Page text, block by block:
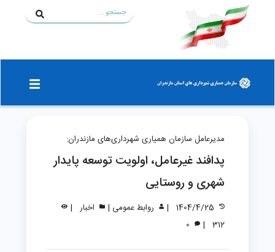
مدیرعامل سازمان همیاری شهرداری‌های مازندران:
پدافند غیرعامل، اولویت توسعه پایدار
شهری و روستایی
| روابط عمومی | اخبار |
312
|